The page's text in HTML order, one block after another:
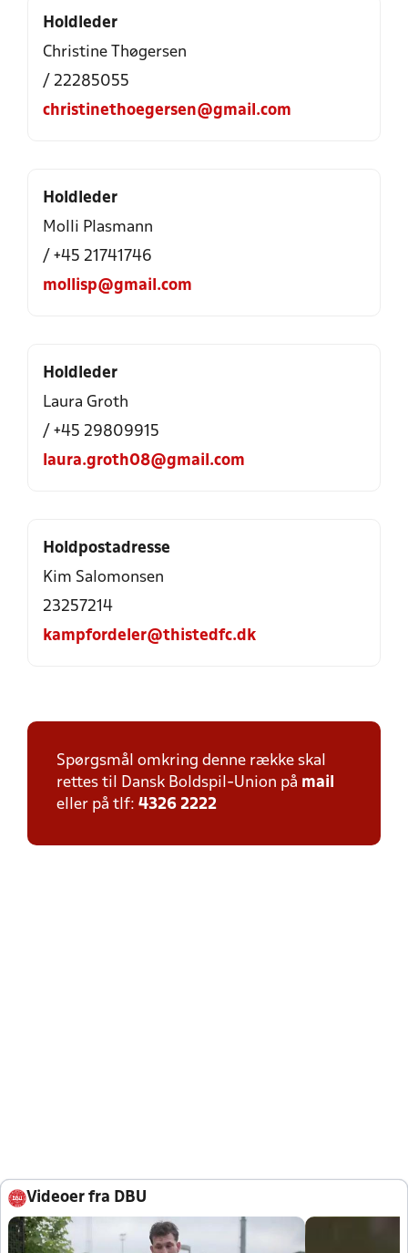
Holdleder
Christine Thøgersen
/ 22285055
christinethoegersen@gmail.com
Holdleder
Molli Plasmann
/ +45 21741746
mollisp@gmail.com
Holdleder
Laura Groth
/ +45 29809915
laura.groth08@gmail.com
Holdpostadresse
Kim Salomonsen
23257214
kampfordeler@thistedfc.dk
Spørgsmål omkring denne række skal
rettes til Dansk Boldspil-Union på mail
eller på tlf: 4326 2222
Videoer fra DBU